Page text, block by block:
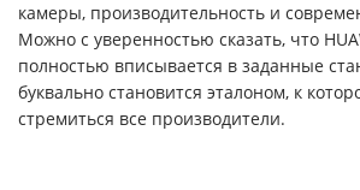
камеры, производительность и
Можно с уверенностью сказать, что
полностью вписывается в заданные
буквально становится эталоном, к
стремиться все производители.